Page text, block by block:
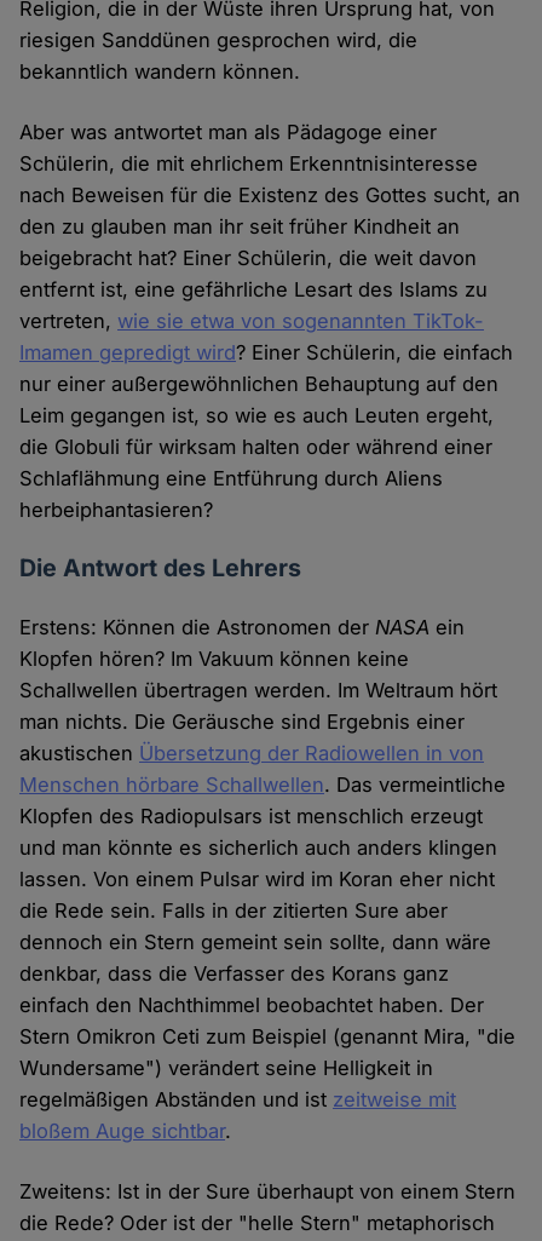
Religion, die in der Wüste ihren Ursprung hat, von
riesigen Sanddünen gesprochen wird, die
bekanntlich wandern können.
Aber was antwortet man als Pädagoge einer
Schülerin, die mit ehrlichem Erkenntnisinteresse
nach Beweisen für die Existenz des Gottes sucht, an
den zu glauben man ihr seit früher Kindheit an
beigebracht hat? Einer Schülerin, die weit davon
entfernt ist, eine gefährliche Lesart des Islams zu
vertreten, wie sie etwa von sogenannten TikTok-
Imamen gepredigt wird? Einer Schülerin, die einfach
nur einer außergewöhnlichen Behauptung auf den
Leim gegangen ist, so wie es auch Leuten ergeht,
die Globuli für wirksam halten oder während einer
Schlaflähmung eine Entführung durch Aliens
herbeiphantasieren?
Die Antwort des Lehrers
Erstens: Können die Astronomen derNASA ein
Klopfen hören? Im Vakuum können keine
Schallwellen übertragen werden. Im Weltraum hört
man nichts. Die Geräusche sind Ergebnis einer
akustischen Übersetzung der Radiowellen in von
Menschen hörbare Schallwellen. Das vermeintliche
Klopfen des Radiopulsars ist menschlich erzeugt
und man könnte es sicherlich auch anders klingen
lassen. Von einem Pulsar wird im Koran eher nicht
die Rede sein. Falls in der zitierten Sure aber
dennoch ein Stern gemeint sein sollte, dann wäre
denkbar, dass die Verfasser des Korans ganz
einfach den Nachthimmel beobachtet haben. Der
Stern Omikron Ceti zum Beispiel (genannt Mira, "die
Wundersame") verändert seine Helligkeit in
regelmäßigen Abständen und ist zeitweise mit
bloßem Auge sichtbar.
Zweitens: Ist in der Sure überhaupt von einem Stern
die Rede? Oder ist der "helle Stern" metaphorisch